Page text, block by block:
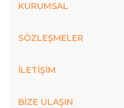
KURUMSAL
SÖZLEŞMELER
İLETİŞİM
BİZE ULAŞIN